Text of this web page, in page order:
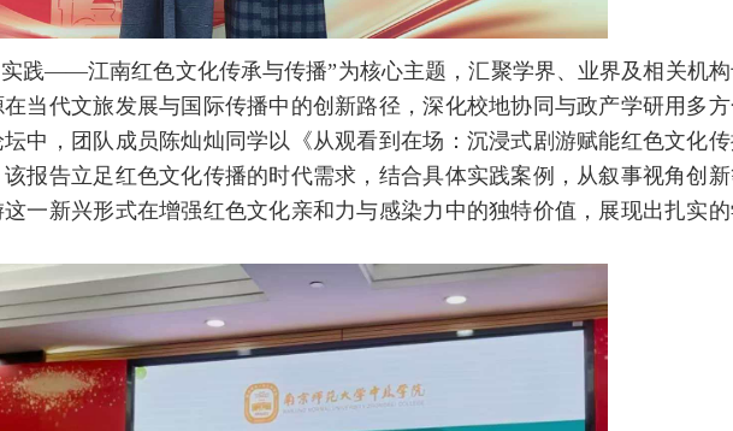
实践——江南红色文化传承与传播”为核心主题，汇聚学界、业界及相关机
当代文旅发展与国际传播中的创新路径，深化校地协同与政产学研用多
中，团队成员陈灿灿同学以《从观看到在场：沉浸式剧游赋能红色文化
报告立足红色文化传播的时代需求，结合具体实践案例，从叙事视角创
一新兴形式在增强红色文化亲和力与感染力中的独特价值，展现出扎实